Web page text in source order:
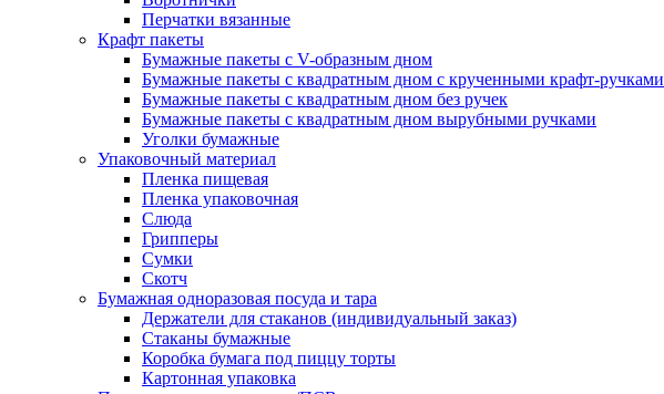
Перчатки вязанные
Крафт пакеты
Бумажные пакеты с V-образным дном
Бумажные пакеты с квадратным дном с крученными крафт-ручками
Бумажные пакеты с квадратным дном без ручек
Бумажные пакеты с квадратным дном вырубными ручками
Уголки бумажные
Упаковочный материал
Пленка пищевая
Пленка упаковочная
Слюда
Грипперы
Сумки
Скотч
Бумажная одноразовая посуда и тара
Держатели для стаканов (индивидуальный заказ)
Стаканы бумажные
Коробка бумага под пиццу торты
Картонная упаковка